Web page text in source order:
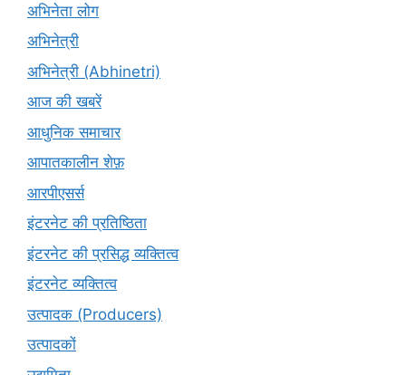
अभिनेता लोग
अभिनेत्री
अभिनेत्री (Abhinetri)
आज की खबरें
आधुनिक समाचार
आपातकालीन शेफ़
आरपीएसर्स
इंटरनेट की प्रतिष्ठिता
इंटरनेट की प्रसिद्ध व्यक्तित्व
इंटरनेट व्यक्तित्व
उत्पादक (Producers)
उत्पादकों